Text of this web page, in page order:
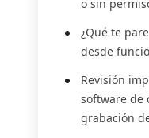
o sin
¿Qué te
desde
Revisión
software de
grabación